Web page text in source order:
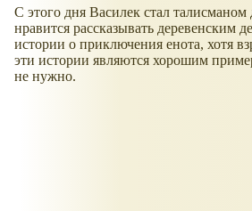
С этого дня Василек стал
нравится рассказывать деревенским
истории о приключения енота, хотя
эти истории являются хорошим
не нужно.